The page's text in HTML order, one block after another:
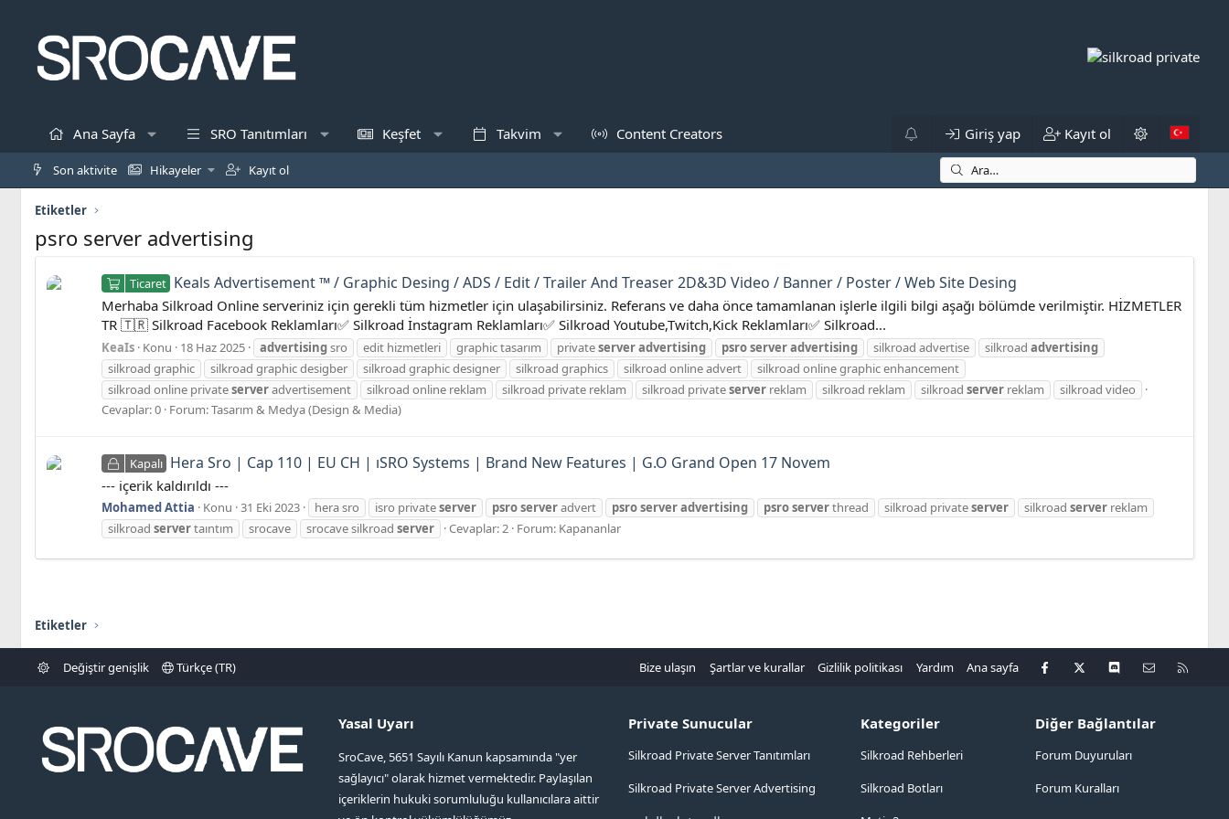
Ana Sayfa SRO Tanıtımları Keşfet Takvim Content Creators Giriş yap Kayıt ol
Son aktivite Hikayeler Kayıt ol
Etiketler
psro server advertising
Ticaret Keals Advertisement ™ / Graphic Desing / ADS / Edit / Trailer And Treaser 2D&3D Video / Banner / Poster / Web Site Desing
Merhaba Silkroad Online serveriniz için gerekli tüm hizmetler için ulaşabilirsiniz. Referans ve daha önce tamamlanan işlerle ilgili bilgi aşağı bölümde verilmiştir. HİZMETLER
TR 🇹🇷 Silkroad Facebook Reklamları✅ Silkroad İnstagram Reklamları✅ Silkroad Youtube,Twitch,Kick Reklamları✅ Silkroad...
KeaIs Konu 18 Haz 2025 advertisingsro edit hizmetleri graphic tasarım privateserveradvertising psroserveradvertising silkroad advertise silkroad advertising
silkroad graphic
silkroad graphic desigber silkroad graphic designer silkroad graphics silkroad online advert
silkroad online graphic enhancement
silkroad online privateserveradvertisement silkroad online reklam silkroad private reklam silkroad privateserver reklam silkroad reklam silkroad server reklam
silkroad video
Cevaplar: 0 Forum:Tasarım & Medya (Design & Media)
Kapalı Hera Sro | Cap 110 | EU CH | ıSRO Systems | Brand New Features | G.O Grand Open 17 Novem
--- içerik kaldırıldı ---
Mohamed Attia Konu 31 Eki 2023 hera sro isro privateserver psroserveradvert psroserveradvertising psroserverthread silkroad privateserver silkroad server reklam
silkroad servertaıntım srocave srocave silkroad server Cevaplar: 2 Forum: Kapananlar
Etiketler
Değiştir genişlik Türkçe (TR) Bize ulaşın Şartlar ve kurallar Gizlilik politikası Yardım Ana sayfa Facebook
X Discord Bize ulaşın
Yasal Uyarı
SroCave, 5651 Sayılı Kanun kapsamında "yer
sağlayıcı" olarak hizmet vermektedir. Paylaşılan
içeriklerin hukuki sorumluluğu kullanıcılara aittir
Private Sunucular
Silkroad Private Server Tanıtımları
Silkroad Private Server Advertising
Kategoriler
Silkroad Rehberleri
Silkroad Botları
Diğer Bağlantılar
Forum Duyuruları
Forum Kuralları